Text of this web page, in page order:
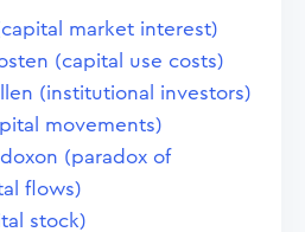
market interest)
(capital use costs)
(institutional investors)
movements)
(paradox of
flows)
stock)